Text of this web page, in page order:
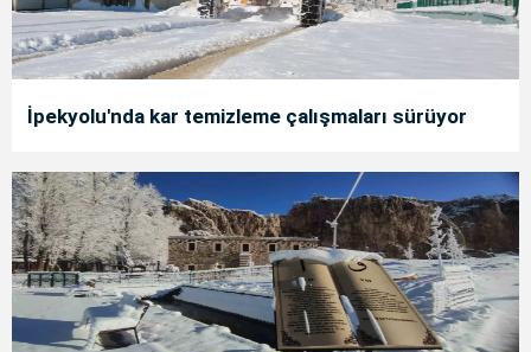
İpekyolu'nda kar temizleme çalışmaları sürüyor